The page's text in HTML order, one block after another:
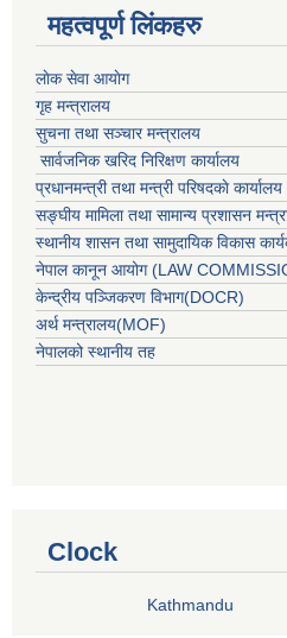
महत्वपूर्ण लिंकहरु
लाेक सेवा आयाेग
गृह मन्त्रालय
सुचना तथा सञ्चार मन्त्रालय
सार्वजनिक खरिद निरिक्षण कार्यालय
प्रधानमन्त्री तथा मन्त्री परिषदकाे कार्यालय
सङ्घीय मामिला तथा सामान्य प्रशासन
स्थानीय शासन तथा सामुदायिक विकास
नेपाल कानून आयोग (LAW
केन्‍द्रीय पञ्‍जिकरण विभाग(DOCR)
अर्थ मन्‍त्रालय(MOF)
नेपालको स्थानीय तह
Clock
Kathmandu